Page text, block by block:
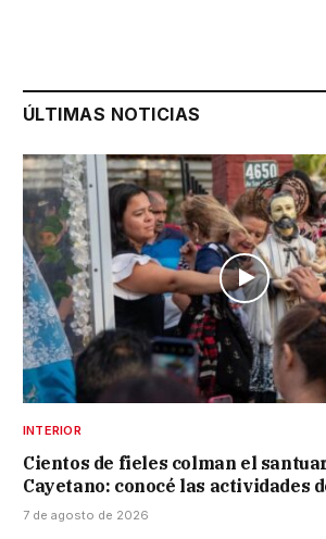
ÚLTIMAS NOTICIAS
INTERIOR
Cientos de fieles colman el
Cayetano: conocé las actividades
7 de agosto de 2026